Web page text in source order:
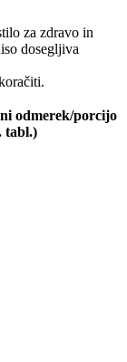
za zdravo in
dosegljiva
odmerek/porcijo
tabl.)